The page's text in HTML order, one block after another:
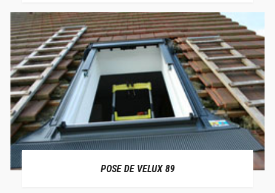
POSE DE VELUX 89